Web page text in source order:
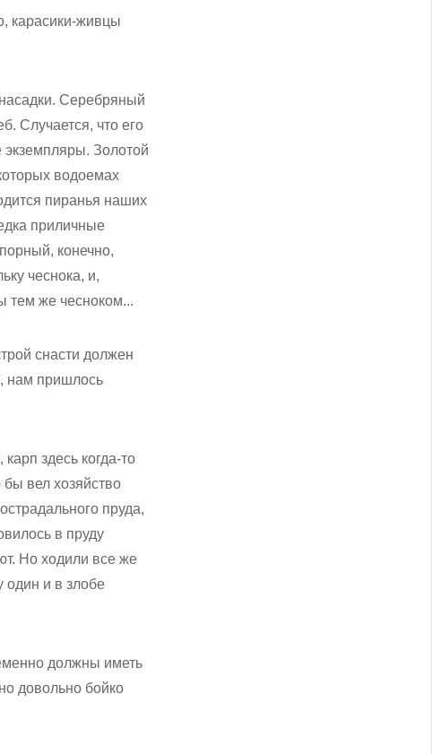
карасики-живцы
Серебряный
Случается, что его
Золотой
водоемах
пиранья наших
приличные
конечно,
чеснока, и,
тем же чесноком...
снасти должен
нам пришлось
здесь когда-то
вел хозяйство
пруда,
в пруду
Но ходили все же
один и в злобе
должны иметь
довольно бойко